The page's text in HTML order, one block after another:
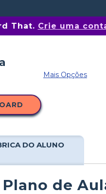
That. Crie uma
Mais Opções
DO ALUNO
de